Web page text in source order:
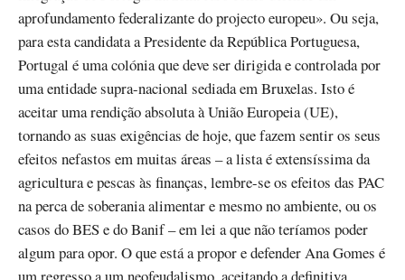
aprofundamento federalizante do projecto europeu». Ou seja,
para esta candidata a Presidente da República Portuguesa,
Portugal é uma colónia que deve ser dirigida e controlada por
uma entidade supra-nacional sediada em Bruxelas. Isto é
aceitar uma rendição absoluta à União Europeia (UE),
tornando as suas exigências de hoje, que fazem sentir os seus
efeitos nefastos em muitas áreas – a lista é extensíssima da
agricultura e pescas às finanças, lembre-se os efeitos das PAC
na perca de soberania alimentar e mesmo no ambiente, ou os
casos do BES e do Banif – em lei a que não teríamos poder
algum para opor. O que está a propor e defender Ana Gomes é